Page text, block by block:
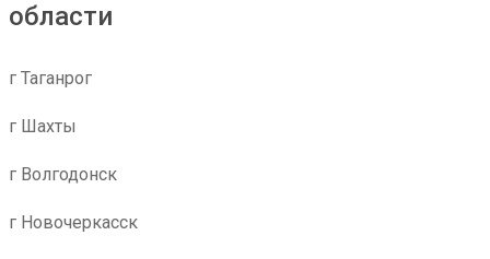
области
г Таганрог
г Шахты
г Волгодонск
г Новочеркасск